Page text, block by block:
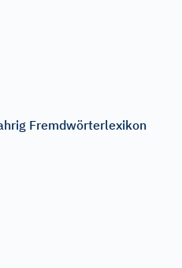
Fremdwörterlexikon